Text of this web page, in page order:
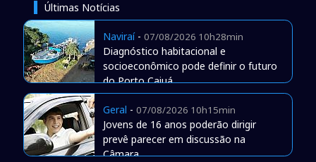
Últimas Notícias
Naviraí- 07/08/2026 10h28min
Diagnóstico habitacional e
socioeconômico pode definir o futuro
do Porto Caiuá
Geral - 07/08/2026 10h15min
Jovens de 16 anos poderão dirigir
prevê parecer em discussão na
Câmara